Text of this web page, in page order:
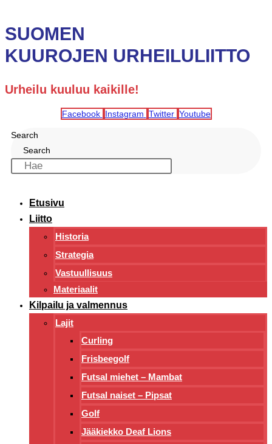
SUOMEN
KUUROJEN URHEILULIITTO
Urheilu kuuluu kaikille!
Facebook Instagram Twitter Youtube
Search
Search
Etusivu
Liitto
Historia
Strategia
Vastuullisuus
Materiaalit
Kilpailu ja valmennus
Lajit
Curling
Frisbeegolf
Futsal miehet – Mambat
Futsal naiset – Pipsat
Golf
Jääkiekko Deaf Lions